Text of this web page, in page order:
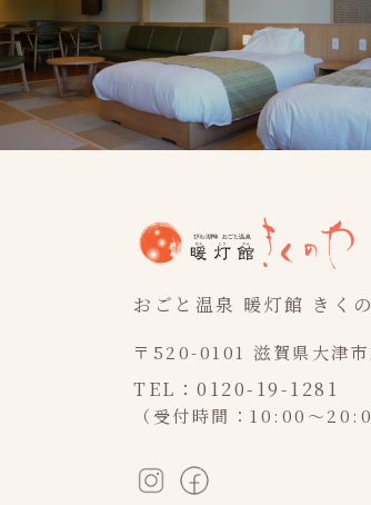
おごと温泉 暖灯館 きく
〒520-0101 滋賀県大津
TEL：0120-19-1281
（受付時間：10:00～